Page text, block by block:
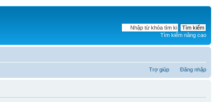
Tìm kiếm nâng cao
Trợ giúp Đăng nhập